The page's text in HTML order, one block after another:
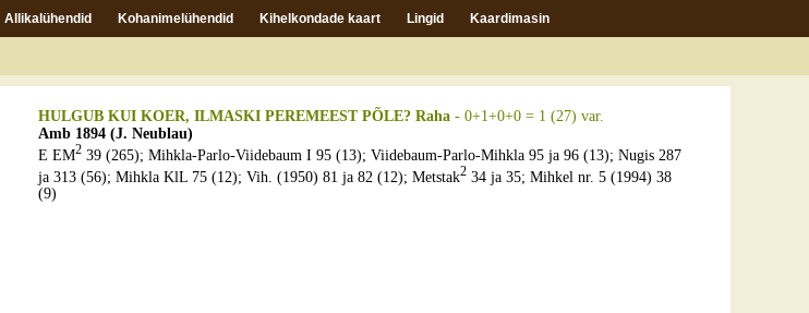
Allikalühendid Kohanimelühendid Kihelkondade kaart Lingid Kaardimasin
HULGUB KUI KOER, ILMASKI PEREMEEST PÕLE? Raha - 0+1+0+0 = 1 (27) var.
Amb 1894 (J. Neublau)
E EM2 39 (265); Mihkla-Parlo-Viidebaum I 95 (13); Viidebaum-Parlo-Mihkla 95 ja 96 (13); Nugis 287
ja 313 (56); Mihkla KlL 75 (12); Vih. (1950) 81 ja 82 (12); Metstak2 34 ja 35; Mihkel nr. 5 (1994) 38
(9)